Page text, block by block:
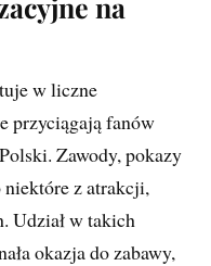
w liczne
przyciągają fanów
Zawody, pokazy
z atrakcji,
Udział w takich
okazja do zabawy,